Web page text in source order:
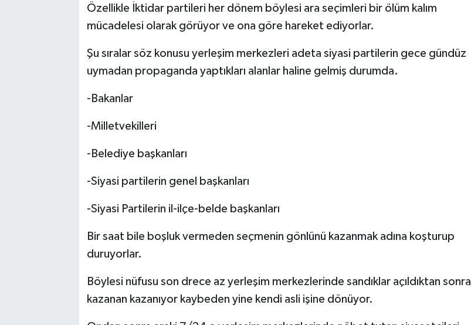
Özellikle İktidar partileri her dönem böylesi ara seçimleri bir ölüm kalım
mücadelesi olarak görüyor ve ona göre hareket ediyorlar.
Şu sıralar söz konusu yerleşim merkezleri adeta siyasi partilerin gece gündüz
uymadan propaganda yaptıkları alanlar haline gelmiş durumda.
-Bakanlar
-Milletvekilleri
-Belediye başkanları
-Siyasi partilerin genel başkanları
-Siyasi Partilerin il-ilçe-belde başkanları
Bir saat bile boşluk vermeden seçmenin gönlünü kazanmak adına koşturup
duruyorlar.
Böylesi nüfusu son drece az yerleşim merkezlerinde sandıklar açıldıktan sonra
kazanan kazanıyor kaybeden yine kendi asli işine dönüyor.